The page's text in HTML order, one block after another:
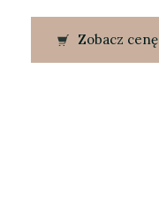
Zobacz cenę